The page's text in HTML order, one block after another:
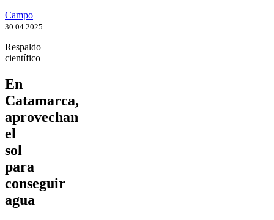
Campo
30.04.2025
Respaldo
científico
En
Catamarca,
aprovechan
el
sol
para
conseguir
agua